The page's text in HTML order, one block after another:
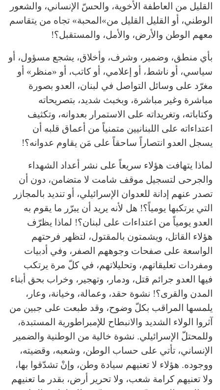
القليل من العاطفة الأخوية، والحسّ الإنساني، والشعور
الوطني، أو القليل القليل من»المحبة» تجاه من يتقاسم
معهم الوطن والأرض، والأمل، والمستقبل؟!
بأي منطق، وضمير، وشرف، وأخلاق، يشجع مسؤول، أو
سياسي، أو ناشط، أو إعلامي، أو كاتب، أو «منظر» أو
مغرّد على وسائل التواصل في لبنان، العدو بصورة
مباشرة وغير مباشرة، وبخبث شديد، بتصريحاته
وكتاباته، وتغريداته على الاستمرار بعدوانه، وتكثيف
اعتداءاته على اللبنانيين متمنياً من أعماق قلبه أن
يسجل العدو انتصاراً ساحقاً على مَن يقاوم عدوانه؟!
لماذا يتهافت هؤلاء سريعاً على نشر أعداد الشهداء
والجرحى لتسجيل موقف شامت لا متضامن، دون أن
تصدر عنهم إدانة للعدوان الإسرائيلي، أو تنديد بالمجازر
التي يرتكبها يومياً؟! هل لأنه يريد أن يبرّر ما يقوم به
العدو يومياً من اعتداءات على لبنان؟! لماذا يظرّف
هؤلاء القاتل، ويشمتون بالمقتول، لتظهر فرحتهم
الواسعة على صفحات وجوههم الصفر، وفي أدبيات
ومفردات تعليقاتهم، وتحليلاتهم، في كلّ مرة يرتكب
فيها العدو جرائم قتل، ودمار، وتهجير، وخراب بحق أبناء
المدن والقرى؟! نشوة حقد، وعمالة، وخيانة، وعار،
يلمسها المراقب بكلّ وضوح، وقد طبعت على جبين من
آثروا الولاء الشديد والانبطاح للإمبراطورية المستبدة،
وللمحتلّ الإسرائيلي. نشوة خالية من الوطنية والضمير
الإنساني، تأتي على حساب الوطن، وشعبه، وقضيته،
ووجوده. هؤلاء لا تعنيهم سيادة وطن، وإنْ تشدّقوا بها،
ولا تعنيهم كرامة شعب، ولا تحرير أرض، بقدر ما تعنيهم